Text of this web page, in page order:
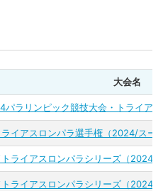
大会名
パラリンピック競技大会・トライア
ライアスロンパラ選手権（2024/スー
トライアスロンパラシリーズ（2024/
ライアスロンパラシリーズ（2024/